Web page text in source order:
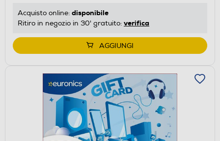
Acquisto online: disponibile
Ritiro in negozio in 30' gratuito: verifica
AGGIUNGI